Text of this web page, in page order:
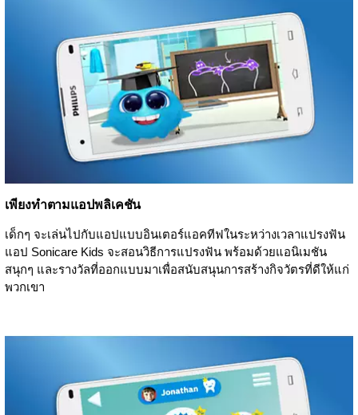
เพียงทำตามแอปพลิเคชัน
เด็กๆ จะเล่นไปกับแอปแบบอินเตอร์แอคทีฟในระหว่างเวลาแปรงฟัน
แอป Sonicare Kids จะสอนวิธีการแปรงฟัน พร้อมด้วยแอนิเมชัน
สนุกๆ และรางวัลที่ออกแบบมาเพื่อสนับสนุนการสร้างกิจวัตรที่ดีให้แก่
พวกเขา